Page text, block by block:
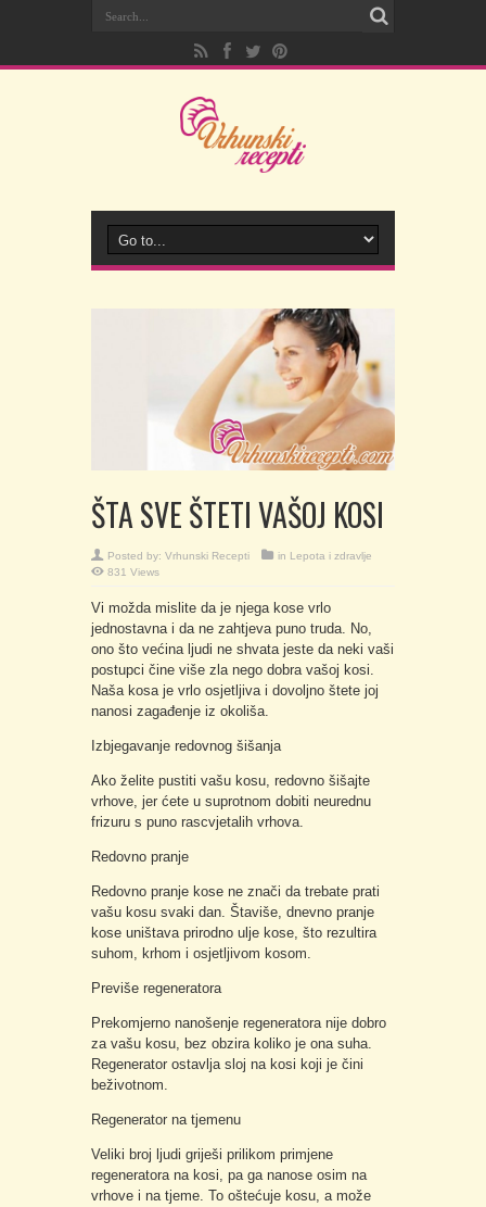
ŠTA SVE ŠTETI VAŠOJ KOSI
Posted by: Vrhunski Recepti in Lepota i zdravlje
831 Views
Vi možda mislite da je njega kose vrlo
jednostavna i da ne zahtjeva puno truda. No,
ono što većina ljudi ne shvata jeste da neki vaši
postupci čine više zla nego dobra vašoj kosi.
Naša kosa je vrlo osjetljiva i dovoljno štete joj
nanosi zagađenje iz okoliša.
Izbjegavanje redovnog šišanja
Ako želite pustiti vašu kosu, redovno šišajte
vrhove, jer ćete u suprotnom dobiti neurednu
frizuru s puno rascvjetalih vrhova.
Redovno pranje
Redovno pranje kose ne znači da trebate prati
vašu kosu svaki dan. Štaviše, dnevno pranje
kose uništava prirodno ulje kose, što rezultira
suhom, krhom i osjetljivom kosom.
Previše regeneratora
Prekomjerno nanošenje regeneratora nije dobro
za vašu kosu, bez obzira koliko je ona suha.
Regenerator ostavlja sloj na kosi koji je čini
beživotnom.
Regenerator na tjemenu
Veliki broj ljudi griješi prilikom primjene
regeneratora na kosi, pa ga nanose osim na
vrhove i na tjeme. To oštećuje kosu, a može